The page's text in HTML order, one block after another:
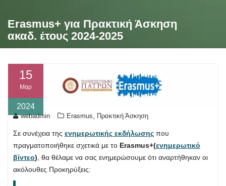
Erasmus+ για Πρακτική Άσκηση
ακαδ. έτους 2024-2025
15
Μαρ
2024
webadmin Erasmus Πρακτική Άσκηση
Σε συνέχεια της ενημερωτικής εκδήλωσης που
πραγματοποιήθηκε σχετικά με το Erasmus+(ενημερωτικό
βίντεο) , θα θέλαμε να σας ενημερώσουμε ότι αναρτήθηκαν οι
ακόλουθες Προκηρύξεις: